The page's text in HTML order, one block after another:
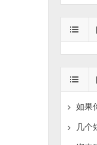
几个